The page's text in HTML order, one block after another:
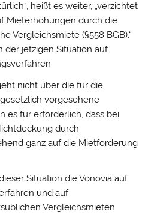
heißt es weiter, „verzichtet
Mieterhöhungen durch die
Vergleichsmiete (§558 BGB).“
der jetzigen Situation auf
nicht über die für die
vorgesehene
es für erforderlich, dass bei
durch
ganz auf die Mietforderung
Situation die Vonovia auf
und auf
Vergleichsmieten